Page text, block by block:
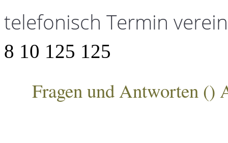
telefonisch Termin
8 10 125 125
Fragen und Antworten ()